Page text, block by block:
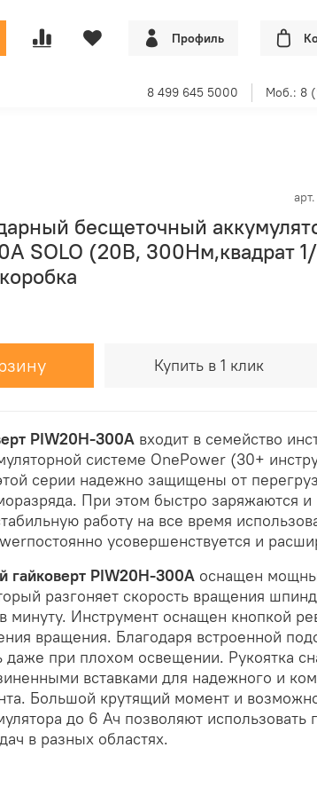
Профиль
8 499 645 5000 Моб.: 8
арт.
бесщеточный
SOLO (20В, 300Нм,квадрат
Купить в 1 клик
PIW20H-300A входит в семейство
системе OnePower (30+
серии надежно защищены от
При этом быстро заряжаются и
работу на все время
усовершенствуется и
гайковерт PIW20H-300A оснащен
разгоняет скорость вращения
минуту. Инструмент оснащен кнопкой
вращения. Благодаря встроенной
даже при плохом освещении. Рукоятка
вставками для надежного и
Большой крутящий момент и
до 6 Ач позволяют использовать
в разных областях.